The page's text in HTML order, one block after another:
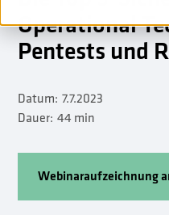
Operational
Pentests und
Datum: 7.7.2023
Dauer: 44 min
Webinaraufzeichnung